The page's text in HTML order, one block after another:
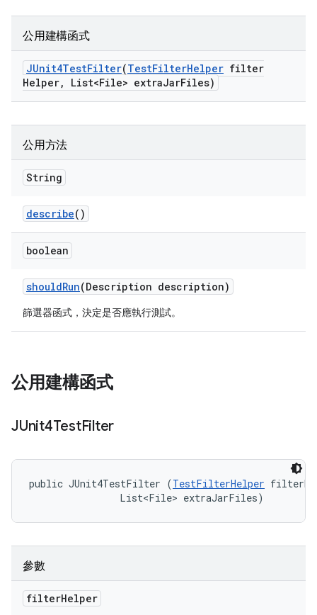
公用建構函式
JUnit4TestFilter(TestFilterHelper filter
Helper, List<File> extraJarFiles)
公用方法
String
describe()
boolean
shouldRun(Description description)
篩選器函式，決定是否應執行測試。
公用建構函式
JUnit4TestFilter
public JUnit4TestFilter (TestFilterHelper
                List<File> extraJarFiles)
參數
filterHelper